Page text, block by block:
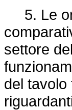
5. Le
settore
del tavolo